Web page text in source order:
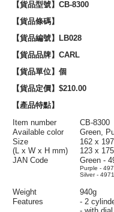
【貨品型號】CB-8300
【貨品條碼】
【貨品編號】LB028
【貨品品牌】CARL
【貨品單位】個
【貨品定價】$210.00
【產品特點】
Item number
CB-8300
Available color
Green,
Size
(L x W x H mm)
162 x
123 x
JAN Code
Green -
Purple -
Silver -
Weight
940g
Features
- 2